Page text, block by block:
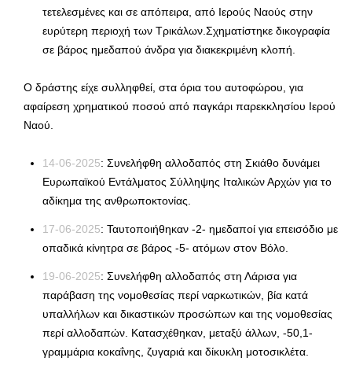
τετελεσμένες και σε απόπειρα, από Ιερούς Ναούς στην
ευρύτερη περιοχή των Τρικάλων.Σχηματίστηκε δικογραφία
σε βάρος ημεδαπού άνδρα για διακεκριμένη κλοπή.
Ο δράστης είχε συλληφθεί, στα όρια του αυτοφώρου, για
αφαίρεση χρηματικού ποσού από παγκάρι παρεκκλησίου Ιερού
Ναού.
14-06-2025: Συνελήφθη αλλοδαπός στη Σκιάθο δυνάμει
Ευρωπαϊκού Εντάλματος Σύλληψης Ιταλικών Αρχών για το
αδίκημα της ανθρωποκτονίας.
17-06-2025: Ταυτοποιήθηκαν -2- ημεδαποί για επεισόδιο με
οπαδικά κίνητρα σε βάρος -5- ατόμων στον Βόλο.
19-06-2025: Συνελήφθη αλλοδαπός στη Λάρισα για
παράβαση της νομοθεσίας περί ναρκωτικών, βία κατά
υπαλλήλων και δικαστικών προσώπων και της νομοθεσίας
περί αλλοδαπών. Κατασχέθηκαν, μεταξύ άλλων, -50,1-
γραμμάρια κοκαΐνης, ζυγαριά και δίκυκλη μοτοσικλέτα.